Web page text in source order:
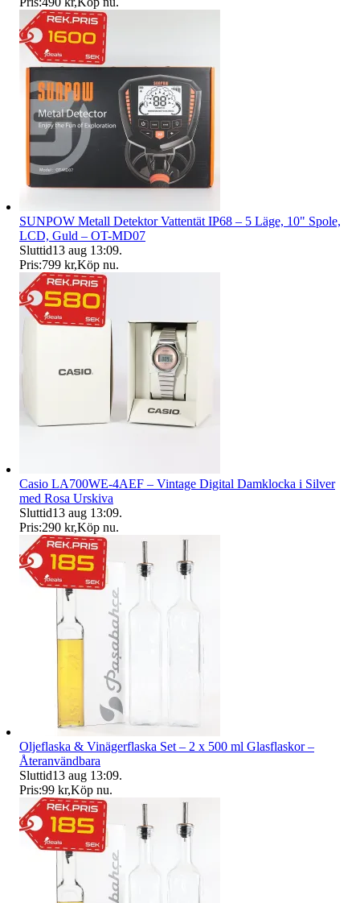
SUNPOW Metall Detektor Vattentät IP68 – 5 Läge, 10" Spole,
LCD, Guld – OT-MD07
Sluttid13 aug 13:09.
Pris:799 kr,Köp nu.
Casio LA700WE-4AEF – Vintage Digital Damklocka i Silver
med Rosa Urskiva
Sluttid13 aug 13:09.
Pris:290 kr,Köp nu.
Oljeflaska & Vinägerflaska Set – 2 x 500 ml Glasflaskor –
Återanvändbara
Sluttid13 aug 13:09.
Pris:99 kr,Köp nu.